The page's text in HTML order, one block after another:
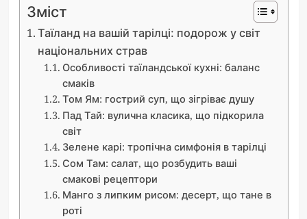
Зміст
Таїланд на вашій тарілці: подорож у світ
національних страв
Особливості таїландської кухні: баланс
смаків
Том Ям: гострий суп, що зігріває душу
Пад Тай: вулична класика, що підкорила
світ
Зелене карі: тропічна симфонія в тарілці
Сом Там: салат, що розбудить ваші
смакові рецептори
Манго з липким рисом: десерт, що тане в
роті